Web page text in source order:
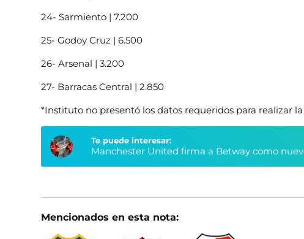
24- Sarmiento | 7.200
25- Godoy Cruz | 6.500
26- Arsenal | 3.200
27- Barracas Central | 2.850
*Instituto no presentó los datos requeridos para realizar
Te puede interesar:
Manchester United firma a Betway como
Mencionados en esta nota: